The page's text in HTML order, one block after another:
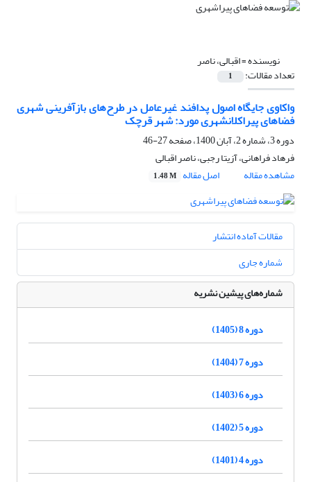
نویسنده =اقبالی، ناصر
تعداد مقالات: 1
واکاوی جایگاه اصول پدافند غیرعامل در طرح‌های بازآفرینی شهری
فضا‌های پیراکلانشهری مورد: شهر قرچک
دوره 3، شماره 2، آبان 1400، صفحه
27-46
فرهاد فراهانی، آزیتا رجبی، ناصر اقبالی
مشاهده مقاله
اصل مقاله 1.48 M
مقالات آماده انتشار
شماره جاری
شماره‌های پیشین نشریه
دوره 8 (1405)
دوره 7 (1404)
دوره 6 (1403)
دوره 5 (1402)
دوره 4 (1401)